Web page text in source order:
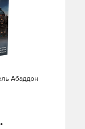
Абаддон